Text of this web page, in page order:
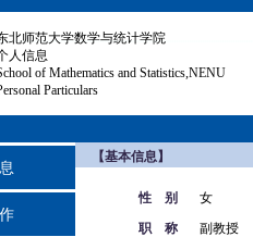
北师范大学数学与统计学院
人信息
of Mathematics and Statistics,NENU
Particulars
【基本信息】
性 别 女
职 称
副教授